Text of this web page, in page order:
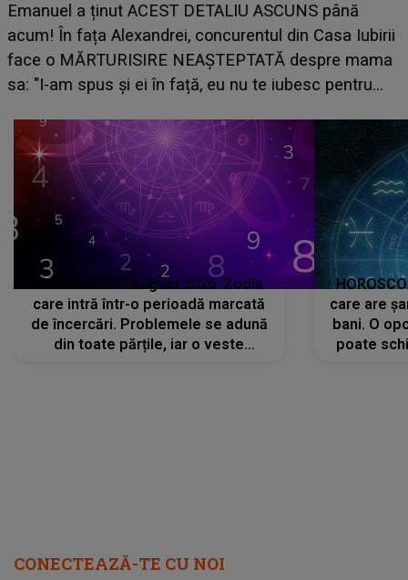
Emanuel a ținut ACEST DETALIU ASCUNS până
acum! În fața Alexandrei, concurentul din Casa Iubirii
face o MĂRTURISIRE NEAȘTEPTATĂ despre mama
sa: "I-am spus și ei în față, eu nu te iubesc pentru
HOROSCOP 7 august 2026. Zodia
care intră într-o perioadă marcată
de încercări. Problemele se adună
din toate părțile, iar o veste
care are
bani. O
poate
CONECTEAZĂ-TE CU NOI